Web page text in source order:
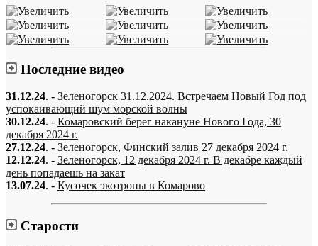
Последние видео
31.12.24. - Зеленогорск 31.12.2024. Встречаем Новый Год под
успокаивающий шум морской волны
30.12.24. - Комаровский берег накануне Нового Года, 30
декабря 2024 г.
27.12.24. - Зеленогорск, Финский залив 27 декабря 2024 г.
12.12.24. - Зеленогорск, 12 декабря 2024 г. В декабре каждый
день попадаешь на закат
13.07.24. - Кусочек экотропы в Комарово
Старости